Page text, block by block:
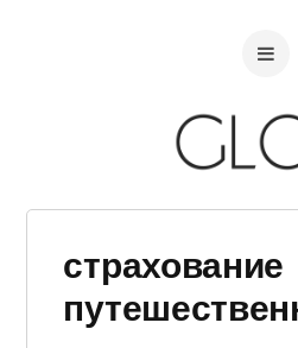
страхование